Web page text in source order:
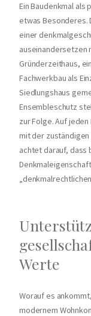
Ein Baudenkmal als
etwas Besonderes.
einer
auseinandersetzen
Gründerzeithaus,
Fachwerkbau als
Siedlungshaus
Ensembleschutz
zur Folge. Auf
mit der
achtet darauf, dass
Werte
Worauf es
modernem